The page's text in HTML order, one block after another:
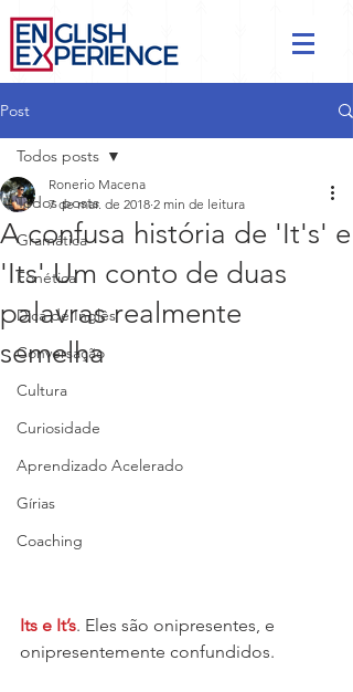
Post
Todos posts
Gramática
Fonética
Dica de Inglês
Conversação
Cultura
Curiosidade
Aprendizado Acelerado
Gírias
Coaching
Todos posts
A confusa história de 'It's' e
'Its' Um conto de duas
palavras realmente
semelha
Ronerio Macena
7 de mar. de 2018 2 min de leitura
Its e It’s. Eles são onipresentes, e
onipresentemente confundidos.